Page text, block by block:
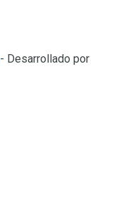
- Desarrollado por